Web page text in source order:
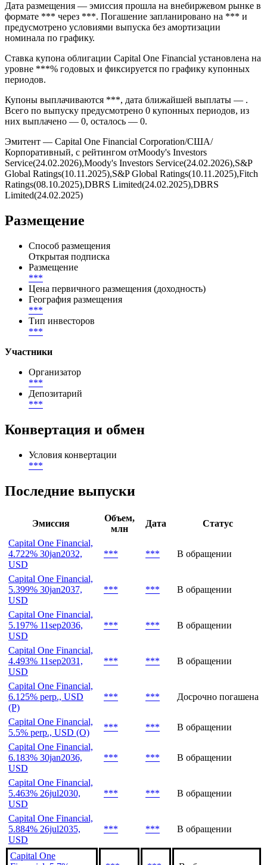
Дата размещения — эмиссия прошла на внебиржевом рынке в
формате *** через ***. Погашение запланировано на *** и
предусмотрено условиями выпуска без амортизации
номинала по графику.
Ставка купона облигации Capital One Financial установлена на
уровне ***% годовых и фиксируется по графику купонных
периодов.
Купоны выплачиваются ***, дата ближайшей выплаты — .
Всего по выпуску предусмотрено 0 купонных периодов, из
них выплачено — 0, осталось — 0.
Эмитент — Capital One Financial Corporation/США/
Корпоративный, с рейтингом отMoody's Investors
Service(24.02.2026),Moody's Investors Service(24.02.2026),S&P
Global Ratings(10.11.2025),S&P Global Ratings(10.11.2025),Fitch
Ratings(08.10.2025),DBRS Limited(24.02.2025),DBRS
Limited(24.02.2025)
Размещение
Способ размещения
Открытая подписка
Размещение
***
Цена первичного размещения (доходность)
География размещения
***
Тип инвесторов
***
Участники
Организатор
***
Депозитарий
***
Конвертация и обмен
Условия конвертации
***
Последние выпуски
Эмиссия
Объем,
млн
Дата
Статус
Capital One Financial,
4.722% 30jan2032,
USD
*** *** В обращении
Capital One Financial,
5.399% 30jan2037,
USD
*** *** В обращении
Capital One Financial,
5.197% 11sep2036,
USD
*** *** В обращении
Capital One Financial,
4.493% 11sep2031,
USD
*** *** В обращении
Capital One Financial,
6.125% perp., USD
(P)
*** *** Досрочно погашена
Capital One Financial,
5.5% perp., USD (O)
*** ***
В обращении
Capital One Financial,
6.183% 30jan2036,
USD
*** *** В обращении
Capital One Financial,
5.463% 26jul2030,
USD
*** *** В обращении
Capital One Financial,
5.884% 26jul2035,
USD
*** *** В обращении
Capital One